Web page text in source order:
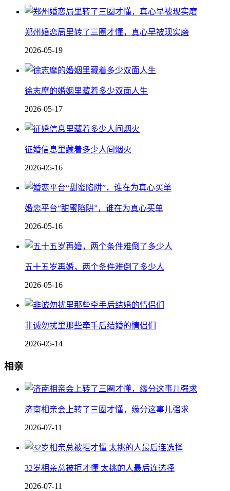
郑州婚恋局里转了三圈才懂，真心早被现实磨
2026-05-19
徐志摩的婚姻里藏着多少双面人生
2026-05-17
征婚信息里藏着多少人间烟火
2026-05-16
婚恋平台“甜蜜陷阱”，谁在为真心买单
2026-05-16
五十五岁再婚，两个条件难倒了多少人
2026-05-16
非诚勿扰里那些牵手后结婚的情侣们
2026-05-14
相亲
济南相亲会上转了三圈才懂，缘分这事儿强求
2026-07-11
32岁相亲总被拒才懂 太挑的人最后连选择
2026-07-11